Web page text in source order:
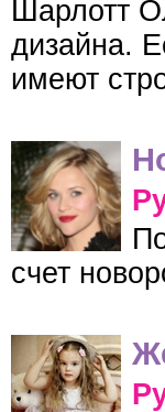
Шарлотт
дизайна.
имеют
счет